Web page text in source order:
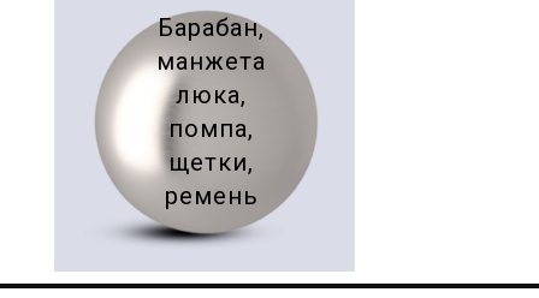
Барабан,
манжета
люка,
помпа,
щетки,
ремень